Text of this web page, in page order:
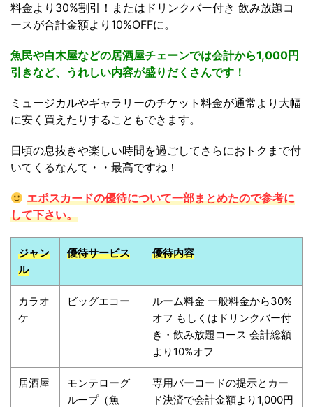
料金より30%割引！またはドリンクバー付き 飲み放題コ
ースが合計金額より10%OFFに。
魚民や白木屋などの居酒屋チェーンでは会計から1,000円
引きなど、うれしい内容が盛りだくさんです！
ミュージカルやギャラリーのチケット料金が通常より大幅
に安く買えたりすることもできます。
日頃の息抜きや楽しい時間を過ごしてさらにおトクまで付
いてくるなんて・・最高ですね！
エポスカードの優待について一部まとめたので参考に
して下さい。
ジャン
ル
優待サービス 優待内容
カラオ
ケ
ビッグエコー
ルーム料金 一般料金から30%
オフ もしくはドリンクバー付
き・飲み放題コース 会計総額
より10%オフ
居酒屋
モンテローグ
ループ（魚
専用バーコードの提示とカー
ド決済で会計金額より1,000円